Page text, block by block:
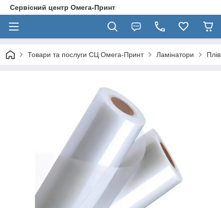
Сервісний центр Омега-Принт
Товари та послуги СЦ Омега-Принт Ламінатори